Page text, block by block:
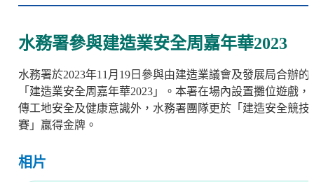
水務署參與建造業安全周嘉年華2023
水務署於2023年11 月 19日參與由建造業議會及發展局合辦的
「建造業安全周嘉年華2023」。本署在場內設置攤位遊戲，
傳工地安全及健康意識外，水務署團隊更於「建造安全競技
賽」贏得金牌。
相片